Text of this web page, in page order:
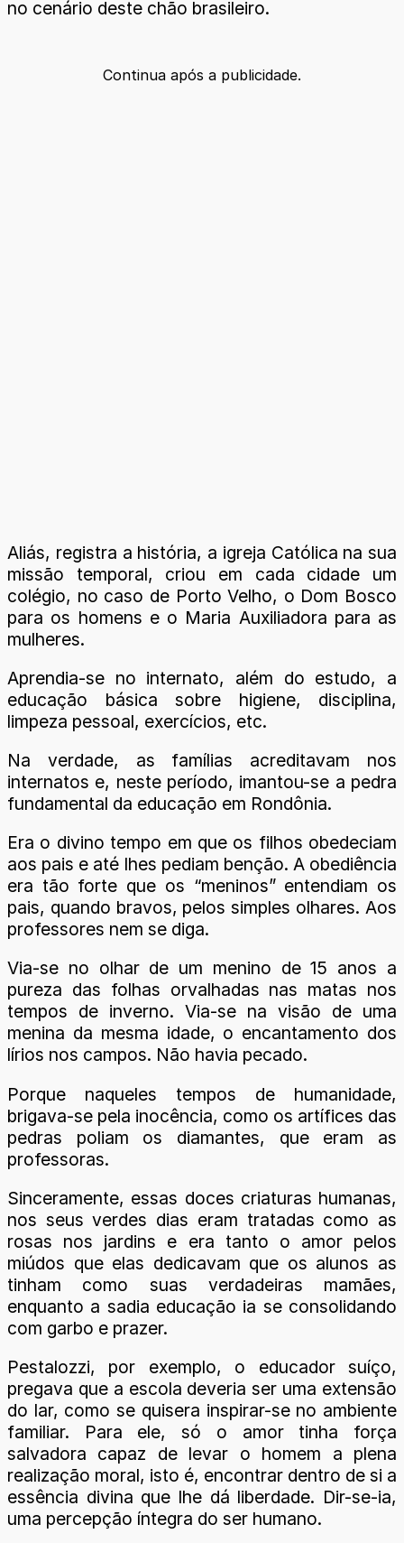
no cenário deste chão brasileiro.
Continua após a publicidade.
Aliás, registra a história, a igreja Católica na sua
missão temporal, criou em cada cidade um
colégio, no caso de Porto Velho, o Dom Bosco
para os homens e o Maria Auxiliadora para as
mulheres.
Aprendia-se no internato, além do estudo, a
educação básica sobre higiene, disciplina,
limpeza pessoal, exercícios, etc.
Na verdade, as famílias acreditavam nos
internatos e, neste período, imantou-se a pedra
fundamental da educação em Rondônia.
Era o divino tempo em que os filhos obedeciam
aos pais e até lhes pediam benção. A obediência
era tão forte que os “meninos” entendiam os
pais, quando bravos, pelos simples olhares. Aos
professores nem se diga.
Via-se no olhar de um menino de 15 anos a
pureza das folhas orvalhadas nas matas nos
tempos de inverno. Via-se na visão de uma
menina da mesma idade, o encantamento dos
lírios nos campos. Não havia pecado.
Porque naqueles tempos de humanidade,
brigava-se pela inocência, como os artífices das
pedras poliam os diamantes, que eram as
professoras.
Sinceramente, essas doces criaturas humanas,
nos seus verdes dias eram tratadas como as
rosas nos jardins e era tanto o amor pelos
miúdos que elas dedicavam que os alunos as
tinham como suas verdadeiras mamães,
enquanto a sadia educação ia se consolidando
com garbo e prazer.
Pestalozzi, por exemplo, o educador suíço,
pregava que a escola deveria ser uma extensão
do lar, como se quisera inspirar-se no ambiente
familiar. Para ele, só o amor tinha força
salvadora capaz de levar o homem a plena
realização moral, isto é, encontrar dentro de si a
essência divina que lhe dá liberdade. Dir-se-ia,
uma percepção íntegra do ser humano.